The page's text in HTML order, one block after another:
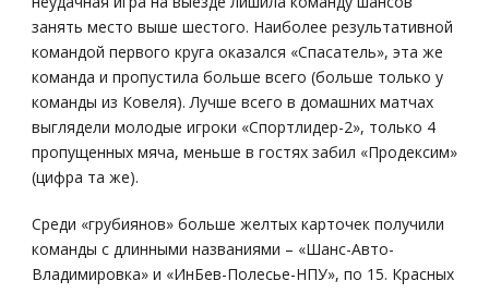
занять место выше шестого. Наиболее результативной
командой первого круга оказался «Спасатель», эта же
команда и пропустила больше всего (больше только у
команды из Ковеля). Лучше всего в домашних матчах
выглядели молодые игроки «Спортлидер-2», только 4
пропущенных мяча, меньше в гостях забил «Продексим»
(цифра та же).
Среди «грубиянов» больше желтых карточек получили
команды с длинными названиями – «Шанс-Авто-
Владимировка» и «ИнБев-Полесье-НПУ», по 15. Красных